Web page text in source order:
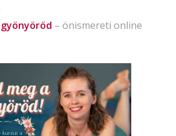
– önismereti online